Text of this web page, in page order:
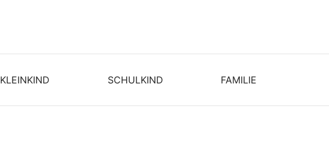
KLEINKIND SCHULKIND FAMILIE